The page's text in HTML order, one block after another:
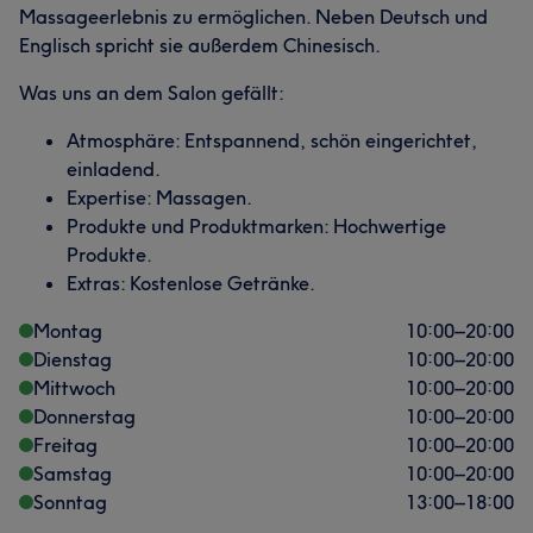
Massageerlebnis zu ermöglichen. Neben Deutsch und
Englisch spricht sie außerdem Chinesisch.
Was uns an dem Salon gefällt:
Atmosphäre: Entspannend, schön eingerichtet,
einladend.
Expertise: Massagen.
Produkte und Produktmarken: Hochwertige
Produkte.
Extras: Kostenlose Getränke.
Montag
10:00–20:00
Dienstag
10:00–20:00
Mittwoch
10:00–20:00
Donnerstag
10:00–20:00
Freitag
10:00–20:00
Samstag
10:00–20:00
Sonntag
13:00–18:00